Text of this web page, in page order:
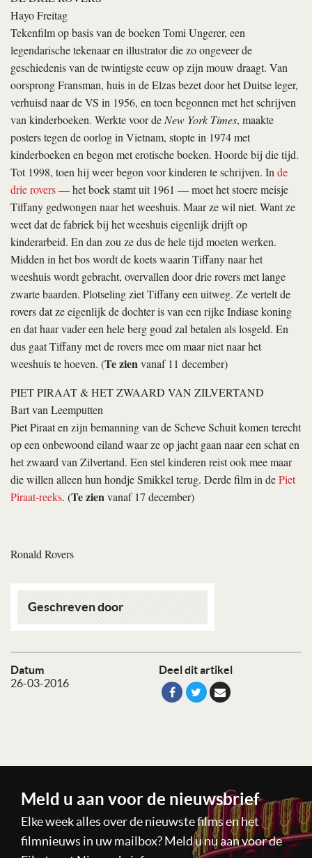
Datum
26-03-2016
Deel dit artikel
Hayo Freitag
Tekenfilm op basis van de boeken Tomi Ungerer, een
legendarische tekenaar en illustrator die zo ongeveer de
geschiedenis van de twintigste eeuw op zijn mouw draagt. Van
oorsprong Fransman, huis in de Elzas bezet door het Duitse leger,
verhuisd naar de VS in 1956, en toen begonnen met het schrijven
van kinderboeken. Werkte voor deNew York Times, maakte
posters tegen de oorlog in Vietnam, stopte in 1974 met
kinderboeken en begon met erotische boeken. Hoorde bij die tijd.
Tot 1998, toen hij weer begon voor kinderen te schrijven. Inde
drie rovers— het boek stamt uit 1961 — moet het stoere meisje
Tiffany gedwongen naar het weeshuis. Maar ze wil niet. Want ze
weet dat de fabriek bij het weeshuis eigenlijk drijft op
kinderarbeid. En dan zou ze dus de hele tijd moeten werken.
Midden in het bos wordt de koets waarin Tiffany naar het
weeshuis wordt gebracht, overvallen door drie rovers met lange
zwarte baarden. Plotseling ziet Tiffany een uitweg. Ze vertelt de
rovers dat ze eigenlijk de dochter is van een rijke Indiase koning
en dat haar vader een hele berg goud zal betalen als losgeld. En
dus gaat Tiffany met de rovers mee om maar niet naar het
weeshuis te hoeven. (Te zienvanaf 11 december)
PIET PIRAAT & HET ZWAARD VAN ZILVERTAND
Bart van Leemputten
Piet Piraat en zijn bemanning van de Scheve Schuit komen terecht
op een onbewoond eiland waar ze op jacht gaan naar een schat en
het zwaard van Zilvertand. Een stel kinderen reist ook mee maar
die willen alleen hun hondje Smikkel terug. Derde film in dePiet
Piraat-reeks. (Te zienvanaf 17 december)
Ronald Rovers
Geschreven door
Meld u aan voor de nieuwsbrief
Elke week alles over de nieuwste films en het
filmnieuws in uw mailbox? Meld u nu aan voor de